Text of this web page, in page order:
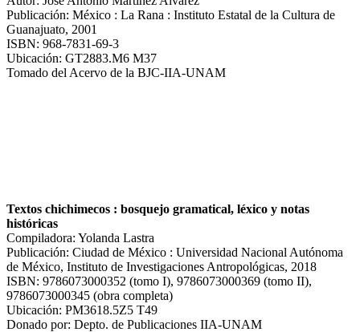
Publicación: México : La Rana : Instituto Estatal de la Cultura de
Guanajuato, 2001
ISBN: 968-7831-69-3
Ubicación: GT2883.M6 M37
Tomado del Acervo de la BJC-IIA-UNAM
Textos chichimecos : bosquejo gramatical, léxico y notas
históricas
Compiladora: Yolanda Lastra
Publicación: Ciudad de México : Universidad Nacional Autónoma
de México, Instituto de Investigaciones Antropológicas, 2018
ISBN: 9786073000352 (tomo I), 9786073000369 (tomo II),
9786073000345 (obra completa)
Ubicación: PM3618.5Z5 T49
Donado por: Depto. de Publicaciones IIA-UNAM